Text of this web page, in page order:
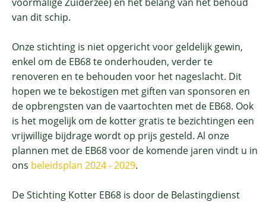
van dit schip.
Onze stichting is niet opgericht voor geldelijk gewin,
enkel om de EB68 te onderhouden, verder te
renoveren en te behouden voor het nageslacht. Dit
hopen we te bekostigen met giften van sponsoren en
de opbrengsten van de vaartochten met de EB68. Ook
is het mogelijk om de kotter gratis te bezichtingen een
vrijwillige bijdrage wordt op prijs gesteld. Al onze
plannen met de EB68 voor de komende jaren vindt u in
ons beleidsplan 2024 - 2029.
De Stichting Kotter EB68 is door de Belastingdienst